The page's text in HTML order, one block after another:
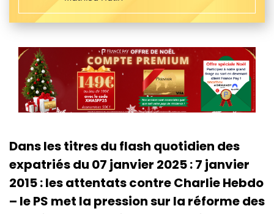
Dans les titres du flash quotidien des
expatriés du 07 janvier 2025 : 7 janvier
2015 : les attentats contre Charlie Hebdo
– le PS met la pression sur la réforme des